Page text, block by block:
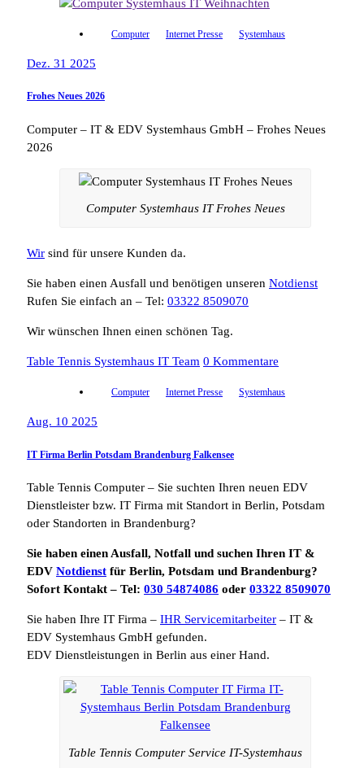
Computer Internet Presse Systemhaus
Dez. 31 2025
Frohes Neues 2026
Computer – IT & EDV Systemhaus GmbH – Frohes Neues
2026
Computer Systemhaus IT Frohes Neues
Wir sind für unsere Kunden da.
Sie haben einen Ausfall und benötigen unseren Notdienst
Rufen Sie einfach an – Tel: 03322 8509070
Wir wünschen Ihnen einen schönen Tag.
Table Tennis Systemhaus IT Team 0 Kommentare
Computer Internet Presse Systemhaus
Aug. 10 2025
IT Firma Berlin Potsdam Brandenburg Falkensee
Table Tennis Computer – Sie suchten Ihren neuen EDV
Dienstleister bzw. IT Firma mit Standort in Berlin, Potsdam
oder Standorten in Brandenburg?
Sie haben einen Ausfall, Notfall und suchen Ihren IT &
EDV Notdienst für Berlin, Potsdam und Brandenburg?
Sofort Kontakt – Tel: 030 54874086 oder 03322 8509070
Sie haben Ihre IT Firma – IHR Servicemitarbeiter – IT &
EDV Systemhaus GmbH gefunden.
EDV Dienstleistungen in Berlin aus einer Hand.
Table Tennis Computer Service IT-Systemhaus